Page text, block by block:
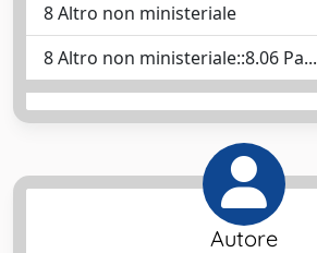
8 Altro non ministeriale
8 Altro non ministeriale::8.06 Pa...
Autore